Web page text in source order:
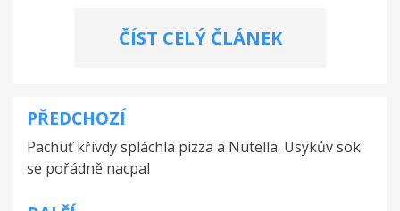
ČÍST CELÝ ČLÁNEK
Navigace
pro
příspěvek
PŘEDCHOZÍ
Pachuť křivdy spláchla pizza a Nutella. Usykův sok
se pořádně nacpal